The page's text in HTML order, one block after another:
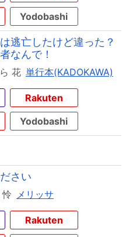
Yodobashi
逃亡したけど違った？
なんで！
花 単行本(KADOKAWA)
Rakuten
Yodobashi
さい
メリッサ
Rakuten